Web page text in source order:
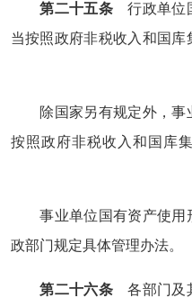
第二十五条 行政单位
当按照政府非税收入和国库
除国家另有规定外，
按照政府非税收入和国库
事业单位国有资产使
政部门规定具体管理办法。
第二十六条 各部门及